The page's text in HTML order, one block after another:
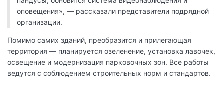
оповещения», — рассказали представители подрядной
организации.
Помимо самих зданий, преобразится и прилегающая
территория — планируется озеленение, установка лавочек,
освещение и модернизация парковочных зон. Все работы
ведутся с соблюдением строительных норм и стандартов.